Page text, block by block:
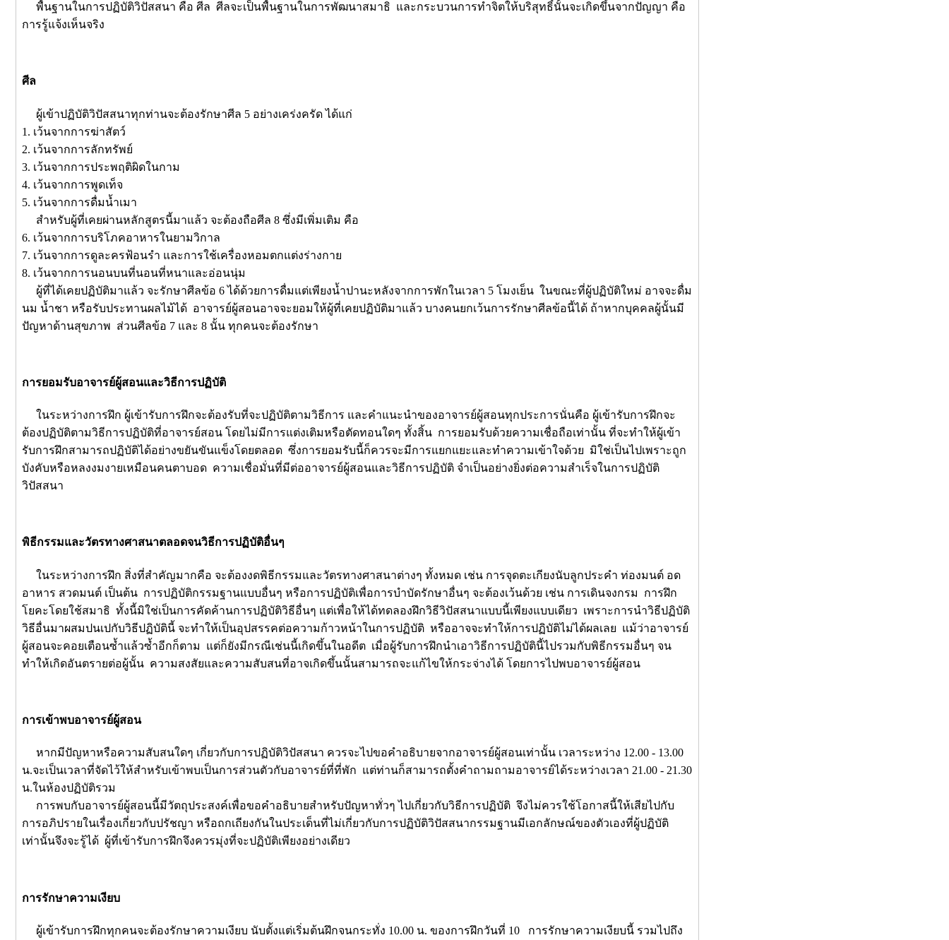
พื้นฐานในการปฏิบัติวิปัสสนา คือ ศีล ศีลจะเป็นพื้นฐานในการพัฒนาสมาธิ และกระบวนการทำจิตให้บริสุทธิ์นั้นจะเกิดขึ้นจากปัญญา คือ
การรู้แจ้งเห็นจริง
ศีล
ผู้เข้าปฏิบัติวิปัสสนาทุกท่านจะต้องรักษาศีล 5 อย่างเคร่งครัด ได้แก่
1. เว้นจากการฆ่าสัตว์
2. เว้นจากการลักทรัพย์
3. เว้นจากการประพฤติผิดในกาม
4. เว้นจากการพูดเท็จ
5. เว้นจากการดื่มน้ำเมา
สำหรับผู้ที่เคยผ่านหลักสูตรนี้มาแล้ว จะต้องถือศีล 8 ซึ่งมีเพิ่มเติม คือ
6. เว้นจากการบริโภคอาหารในยามวิกาล
7. เว้นจากการดูละครฟ้อนรำ และการใช้เครื่องหอมตกแต่งร่างกาย
8. เว้นจากการนอนบนที่นอนที่หนาและอ่อนนุ่ม
ผู้ที่ได้เคยปฏิบัติมาแล้ว จะรักษาศีลข้อ 6 ได้ด้วยการดื่มแต่เพียงน้ำปานะหลังจากการพักในเวลา 5 โมงเย็น ในขณะที่ผู้ปฏิบัติใหม่ อาจจะดื่ม
นม น้ำชา หรือรับประทานผลไม้ได้ อาจารย์ผู้สอนอาจจะยอมให้ผู้ที่เคยปฏิบัติมาแล้ว บางคนยกเว้นการรักษาศีลข้อนี้ได้ ถ้าหากบุคคลผู้นั้นมี
ปัญหาด้านสุขภาพ ส่วนศีลข้อ 7 และ 8 นั้น ทุกคนจะต้องรักษา
การยอมรับอาจารย์ผู้สอนและวิธีการปฏิบัติ
ในระหว่างการฝึก ผู้เข้ารับการฝึกจะต้องรับที่จะปฏิบัติตามวิธีการ และคำแนะนำของอาจารย์ผู้สอนทุกประการนั่นคือ ผู้เข้ารับการฝึกจะ
ต้องปฏิบัติตามวิธีการปฏิบัติที่อาจารย์สอน โดยไม่มีการแต่งเติมหรือตัดทอนใดๆ ทั้งสิ้น การยอมรับด้วยความเชื่อถือเท่านั้น ที่จะทำให้ผู้เข้า
รับการฝึกสามารถปฏิบัติได้อย่างขยันขันแข็งโดยตลอด ซึ่งการยอมรับนี้ก็ควรจะมีการแยกแยะและทำความเข้าใจด้วย มิใช่เป็นไปเพราะถูก
บังคับหรือหลงงมงายเหมือนคนตาบอด ความเชื่อมั่นที่มีต่ออาจารย์ผู้สอนและวิธีการปฏิบัติ จำเป็นอย่างยิ่งต่อความสำเร็จในการปฏิบัติ
วิปัสสนา
พิธีกรรมและวัตรทางศาสนาตลอดจนวิธีการปฏิบัติอื่นๆ
ในระหว่างการฝึก สิ่งที่สำคัญมากคือ จะต้องงดพิธีกรรมและวัตรทางศาสนาต่างๆ ทั้งหมด เช่น การจุดตะเกียงนับลูกประคำ ท่องมนต์ อด
อาหาร สวดมนต์ เป็นต้น การปฏิบัติกรรมฐานแบบอื่นๆ หรือการปฏิบัติเพื่อการบำบัดรักษาอื่นๆ จะต้องเว้นด้วย เช่น การเดินจงกรม การฝึก
โยคะโดยใช้สมาธิ ทั้งนี้มิใช่เป็นการคัดค้านการปฏิบัติวิธีอื่นๆ แต่เพื่อให้ได้ทดลองฝึกวิธีวิปัสสนาแบบนี้เพียงแบบเดียว เพราะการนำวิธีปฏิบัติ
วิธีอื่นมาผสมปนเปกับวิธีปฏิบัตินี้ จะทำให้เป็นอุปสรรคต่อความก้าวหน้าในการปฏิบัติ หรืออาจจะทำให้การปฏิบัติไม่ได้ผลเลย แม้ว่าอาจารย์
ผู้สอนจะคอยเตือนซ้ำแล้วซ้ำอีกก็ตาม แต่ก็ยังมีกรณีเช่นนี้เกิดขึ้นในอดีต เมื่อผู้รับการฝึกนำเอาวิธีการปฏิบัตินี้ไปรวมกับพิธีกรรมอื่นๆ จน
ทำให้เกิดอันตรายต่อผู้นั้น ความสงสัยและความสับสนที่อาจเกิดขึ้นนั้นสามารถจะแก้ไขให้กระจ่างได้ โดยการไปพบอาจารย์ผู้สอน
การเข้าพบอาจารย์ผู้สอน
หากมีปัญหาหรือความสับสนใดๆ เกี่ยวกับการปฏิบัติวิปัสสนา ควรจะไปขอคำอธิบายจากอาจารย์ผู้สอนเท่านั้น เวลาระหว่าง 12.00 - 13.00
น.จะเป็นเวลาที่จัดไว้ให้สำหรับเข้าพบเป็นการส่วนตัวกับอาจารย์ที่ที่พัก แต่ท่านก็สามารถตั้งคำถามถามอาจารย์ได้ระหว่างเวลา 21.00 - 21.30
น.ในห้องปฏิบัติรวม
การพบกับอาจารย์ผู้สอนนี้มีวัตถุประสงค์เพื่อขอคำอธิบายสำหรับปัญหาทั่วๆ ไปเกี่ยวกับวิธีการปฏิบัติ จึงไม่ควรใช้โอกาสนี้ให้เสียไปกับ
การอภิปรายในเรื่องเกี่ยวกับปรัชญา หรือถกเถียงกันในประเด็นที่ไม่เกี่ยวกับการปฏิบัติวิปัสสนากรรมฐานมีเอกลักษณ์ของตัวเองที่ผู้ปฏิบัติ
เท่านั้นจึงจะรู้ได้ ผู้ที่เข้ารับการฝึกจึงควรมุ่งที่จะปฏิบัติเพียงอย่างเดียว
การรักษาความเงียบ
ผู้เข้ารับการฝึกทุกคนจะต้องรักษาความเงียบ นับตั้งแต่เริ่มต้นฝึกจนกระทั่ง 10.00 น. ของการฝึกวันที่ 10 การรักษาความเงียบนี้ รวมไปถึง